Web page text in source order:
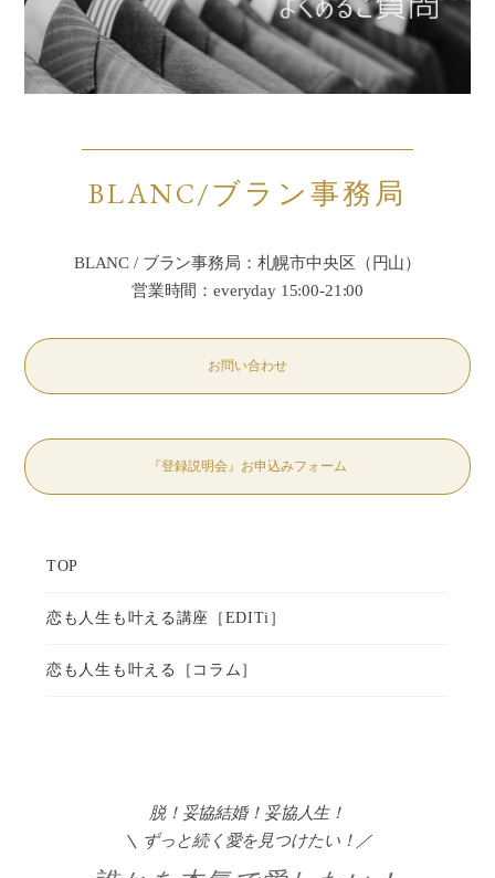
BLANC/ブラン事務局
BLANC / ブラン事務局：札幌市中央区（円山）
営業時間：everyday 15:00-21:00
お問い合わせ
『登録説明会』お申込みフォーム
脱！妥協結婚！妥協人生！
＼ ずっと続く愛を見つけたい！／